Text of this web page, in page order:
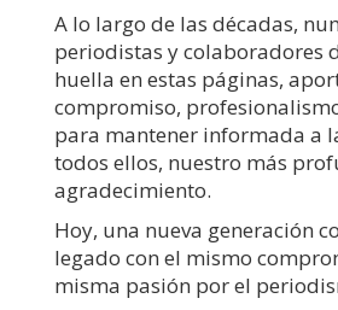
A lo largo de las décadas,
periodistas y colaboradores
huella en estas páginas,
compromiso,
para mantener informada a
todos ellos, nuestro más
agradecimiento.
Hoy, una nueva generación
legado con el mismo
misma pasión por el